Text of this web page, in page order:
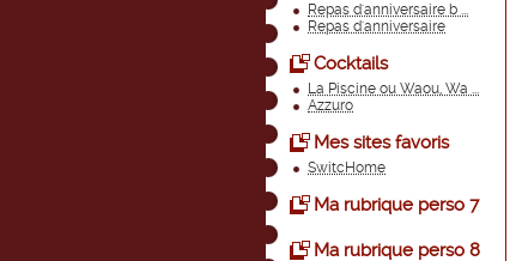
Repas d'anniversaire b ...
Repas d'anniversaire
Cocktails
La Piscine ou Waou, Wa ...
Azzuro
Mes sites favoris
SwitcHome
Ma rubrique perso 7
Ma rubrique perso 8